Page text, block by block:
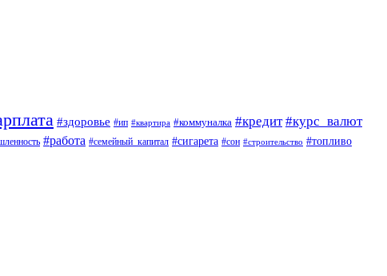
#здоровье #ип #квартира #коммуналка #кредит #курс_валют
#работа #семейный_капитал #сигарета #сон #строительство #топливо